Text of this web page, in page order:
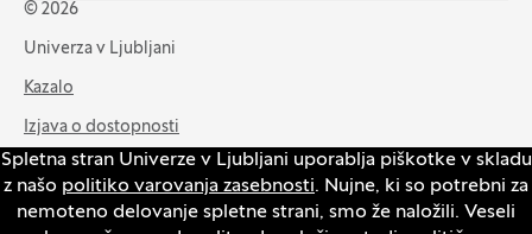
Spletna stran Univerze v Ljubljani uporablja piškotke v skladu
z našo politiko varovanja zasebnosti. Nujne, ki so potrebni za
nemoteno delovanje spletne strani, smo že naložili. Veseli
© 2026
Univerza v Ljubljani
Kazalo
Izjava o dostopnosti
Varstvo zasebnosti in piškotkov
Intranet